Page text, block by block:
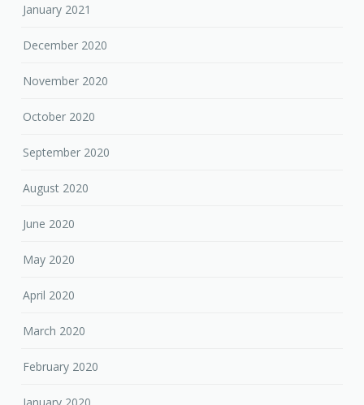
January 2021
December 2020
November 2020
October 2020
September 2020
August 2020
June 2020
May 2020
April 2020
March 2020
February 2020